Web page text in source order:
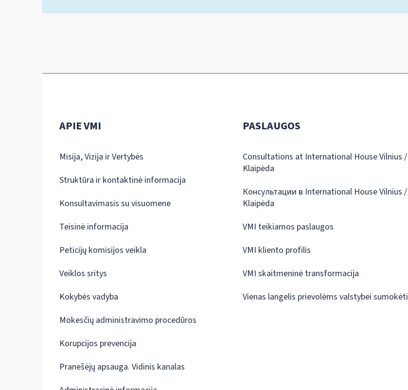
APIE VMI
Misija, Vizija ir Vertybės
Struktūra ir kontaktinė informacija
Konsultavimasis su visuomene
Teisinė informacija
Peticijų komisijos veikla
Veiklos sritys
Kokybės vadyba
Mokesčių administravimo procedūros
Korupcijos prevencija
Pranešėjų apsauga. Vidinis kanalas
PASLAUGOS
Consultations at International House Vilnius /
Klaipėda
Консультации в International House Vilnius /
Klaipėda
VMI teikiamos paslaugos
VMI kliento profilis
VMI skaitmeninė transformacija
Vienas langelis prievolėms valstybei sumokėti